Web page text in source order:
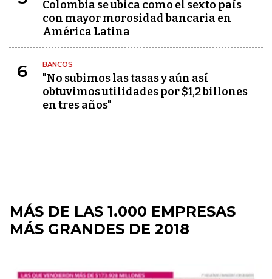
Colombia se ubica como el sexto país
con mayor morosidad bancaria en
América Latina
6 BANCOS
"No subimos las tasas y aún así
obtuvimos utilidades por $1,2 billones
en tres años"
MÁS DE LAS 1.000 EMPRESAS
MÁS GRANDES DE 2018